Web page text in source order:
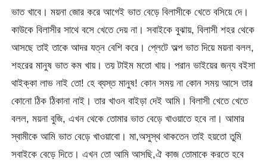
ভাত খাবে। ময়না জোর করে আগেই ভাত বেড়ে বিলাসীকে খেতে বসিয়ে দে।
কাউকে বিলাসীর সাথে বসে খেতে দেয় না। সবাইকে বুঝায়, বিলাসী শহর থেকে
আসছে তাই তাকে আদর যত্ন বেশি করে। প্লেটে অল্প ভাত দিয়ে ময়না বলল,
শহরের মানুষ ভাত কম খায়। তয় টাইম মতো খায়। পরান ভাইয়ের জন্য বইসা
থাইক্কা লাভ নাই তো! হে ব্যস্ত মানুষ! কোন সময় না কোন সময় আসে তার
কোনো ঠিক ঠিকানা নাই। তার খাওন বাইড়া দেই আমি। বিলাসী খেতে খেতে
বলল, ময়না বুজি, এখন থেকে তোমার ভাত বেড়ে খাওয়াতে হবে না। আমার
স্বামীকে আমি ভাত বেড়ে খাওয়াবো। মা,অসুস্থ থাকতেন তাই হয়তো তুমি
সবাইকে বেড়ে দিতে। এখন তো আমি আসছি,ঐ কাজ তোমাকে করতে হবে